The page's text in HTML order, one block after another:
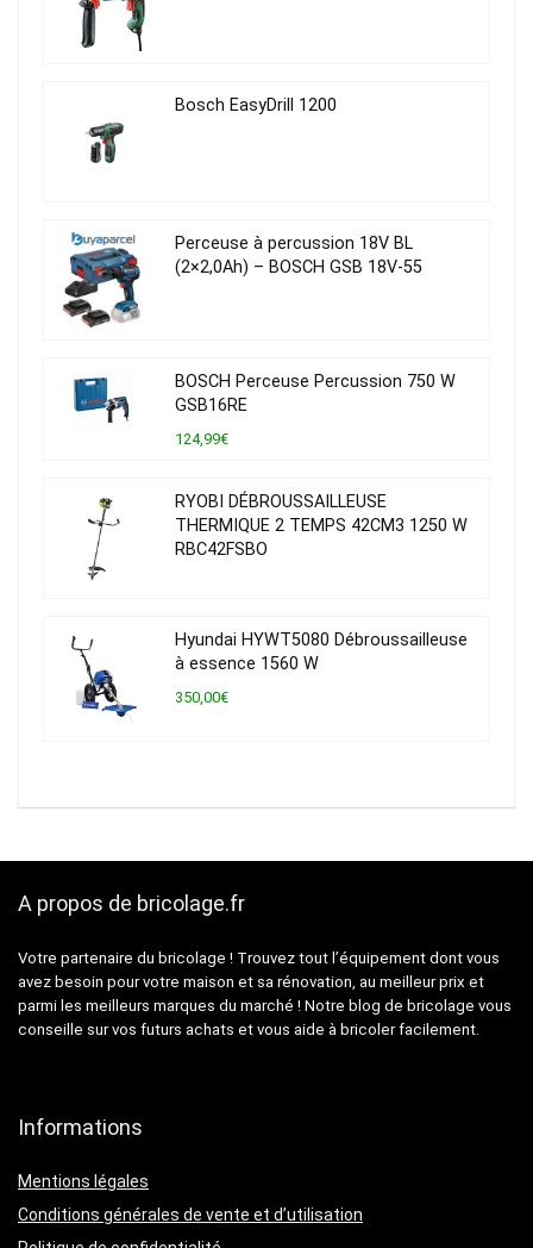
Bosch EasyDrill 1200
Perceuse à percussion 18V BL
(2×2,0Ah) – BOSCH GSB 18V-55
BOSCH Perceuse Percussion 750 W
GSB16RE
124,99€
RYOBI DÉBROUSSAILLEUSE
THERMIQUE 2 TEMPS 42CM3 1250 W
RBC42FSBO
Hyundai HYWT5080 Débroussailleuse
à essence 1560 W
350,00€
A propos de bricolage.fr
Votre partenaire du bricolage ! Trouvez tout l’équipement dont vous
avez besoin pour votre maison et sa rénovation, au meilleur prix et
parmi les meilleurs marques du marché ! Notre blog de bricolage vous
conseille sur vos futurs achats et vous aide à bricoler facilement.
Informations
Mentions légales
Conditions générales de vente et d’utilisation